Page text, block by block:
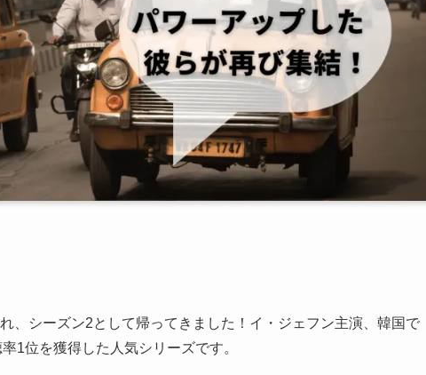
、シーズン2として帰ってきました！イ・ジェフン主演、韓国で
1位を獲得した人気シリーズです。